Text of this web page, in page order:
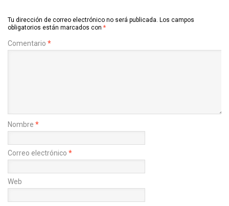
Tu dirección de correo electrónico no será publicada. Los campos
obligatorios están marcados con *
Comentario *
Nombre *
Correo electrónico *
Web